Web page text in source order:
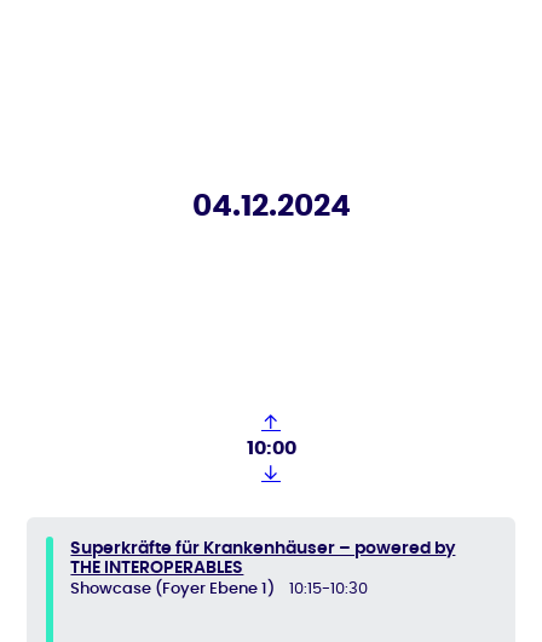
04.12.2024
↑
10:00
↓
Superkräfte für Krankenhäuser – powered by
THE INTEROPERABLES
Showcase (Foyer Ebene 1) 10:15-10:30